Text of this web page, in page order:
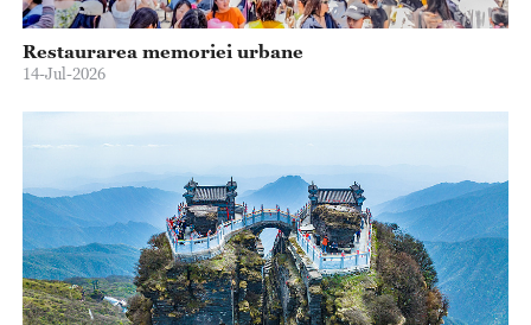
Restaurarea memoriei urbane
14-Jul-2026